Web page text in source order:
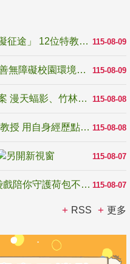
115-08-09
青年百億海外圓夢基金計畫「無礙征途」 12位特教與弱勢青年勇闖西班牙 跨越感官限制見證生命蛻變
115-08-09
國教署補助22縣市積極推動「改善無障礙校園環境計畫」 打造友善、安全、無礙學習空間
115-08-08
青年壯遊點精選夏夜限定避暑提案 漫天蝠影、竹林尋蛙、茶香夜觀 邀青年暮色出發
115-08-08
教育家人物典範 發明大王林永禎教授 用自身經歷點亮學生的路
115-08-07
115-08-07
反詐騙宣導_防詐有道，霹靂布袋戲陪你守護荷包不受騙
RSS 更多